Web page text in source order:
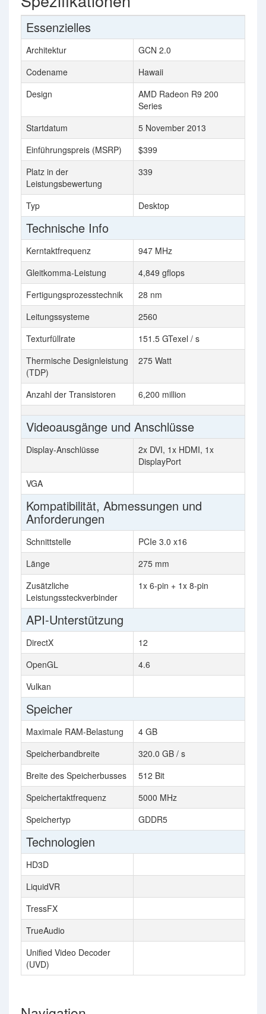
Essenzielles
Architektur
GCN 2.0
Codename
Hawaii
Design
AMD Radeon R9 200
Series
Startdatum
5 November 2013
Einführungspreis (MSRP)
$399
Platz in der
Leistungsbewertung
339
Typ Desktop
Technische Info
Kerntaktfrequenz
947 MHz
Gleitkomma-Leistung
4,849 gflops
Fertigungsprozesstechnik
28 nm
Leitungssysteme
2560
Texturfüllrate
151.5 GTexel / s
Thermische Designleistung
(TDP)
275 Watt
Anzahl der Transistoren 6,200 million
Videoausgänge und Anschlüsse
Display-Anschlüsse
2x DVI, 1x HDMI, 1x
DisplayPort
VGA
Kompatibilität, Abmessungen und
Anforderungen
Schnittstelle
PCIe 3.0 x16
Länge
275 mm
Zusätzliche
Leistungssteckverbinder
1x 6-pin + 1x 8-pin
API-Unterstützung
DirectX
12
OpenGL
4.6
Vulkan
Speicher
Maximale RAM-Belastung
4 GB
Speicherbandbreite
320.0 GB / s
Breite des Speicherbusses
512 Bit
Speichertaktfrequenz
5000 MHz
Speichertyp
GDDR5
Technologien
HD3D
LiquidVR
TressFX
TrueAudio
Unified Video Decoder
(UVD)